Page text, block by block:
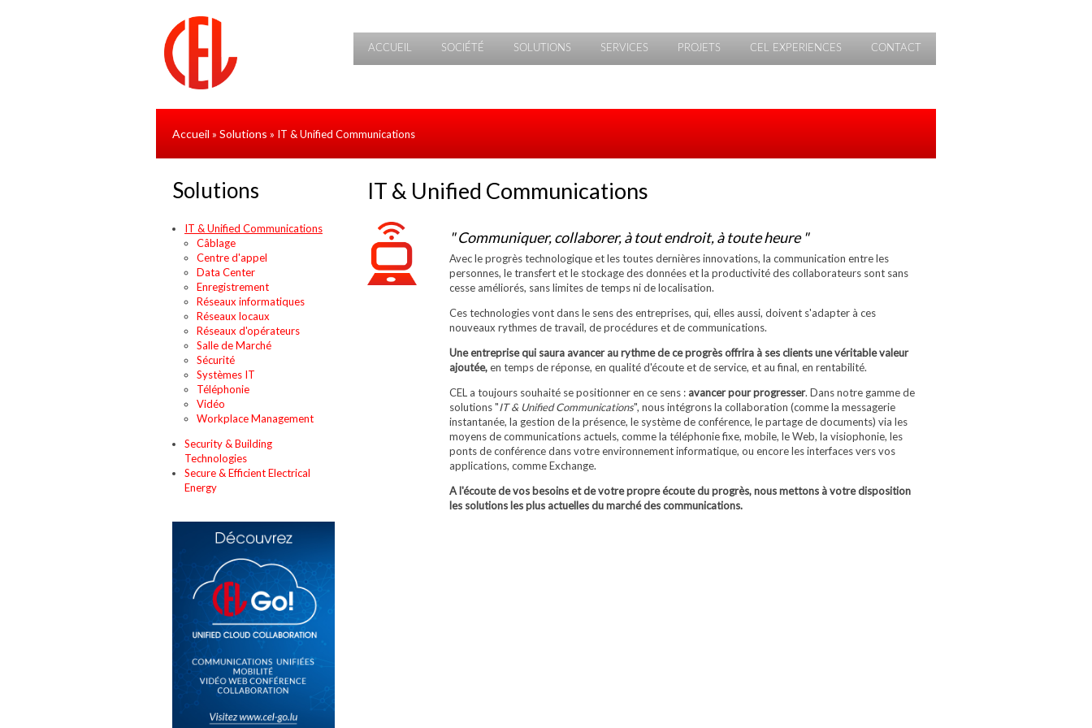
ACCUEIL SOCIÉTÉ SOLUTIONS SERVICES PROJETS CEL EXPERIENCES CONTACT
Accueil » Solutions » IT & Unified Communications
IT & Unified Communications
" Communiquer, collaborer, à tout endroit, à toute heure "
Avec le progrès technologique et les toutes dernières innovations, la communication entre les
personnes, le transfert et le stockage des données et la productivité des collaborateurs sont sans
cesse améliorés, sans limites de temps ni de localisation.
Ces technologies vont dans le sens des entreprises, qui, elles aussi, doivent s'adapter à ces
nouveaux rythmes de travail, de procédures et de communications.
Une entreprise qui saura avancer au rythme de ce progrès offrira à ses clients une véritable valeur
ajoutée,en temps de réponse, en qualité d'écoute et de service, et au final, en rentabilité.
CEL a toujours souhaité se positionner en ce sens : avancer pour progresser. Dans notre gamme de
solutions "IT & Unified Communications", nous intégrons la collaboration (comme la messagerie
instantanée, la gestion de la présence, le système de conférence, le partage de documents) via les
moyens de communications actuels, comme la téléphonie fixe, mobile, le Web, la visiophonie, les
ponts de conférence dans votre environnement informatique, ou encore les interfaces vers vos
applications, comme Exchange.
A l'écoute de vos besoins et de votre propre écoute du progrès, nous mettons à votre disposition
les solutions les plus actuelles du marché des communications.
Solutions
IT & Unified Communications
Câblage
Centre d'appel
Data Center
Enregistrement
Réseaux informatiques
Réseaux locaux
Réseaux d'opérateurs
Salle de Marché
Sécurité
Systèmes IT
Téléphonie
Vidéo
Workplace Management
Security & Building
Technologies
Secure & Efficient Electrical
Energy